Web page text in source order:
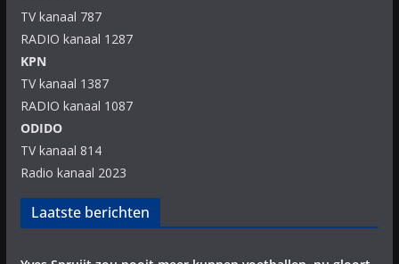
TV kanaal 787
RADIO kanaal 1287
KPN
TV kanaal 1387
RADIO kanaal 1087
ODIDO
TV kanaal 814
Radio kanaal 2023
Laatste berichten